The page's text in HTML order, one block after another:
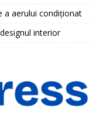
a aerului condiționat
interior